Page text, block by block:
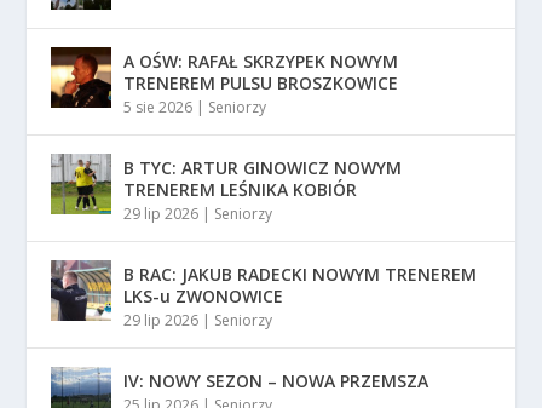
A OŚW: RAFAŁ SKRZYPEK NOWYM
TRENEREM PULSU BROSZKOWICE
5 sie 2026 | Seniorzy
B TYC: ARTUR GINOWICZ NOWYM
TRENEREM LEŚNIKA KOBIÓR
29 lip 2026 | Seniorzy
B RAC: JAKUB RADECKI NOWYM TRENEREM
LKS-u ZWONOWICE
29 lip 2026 | Seniorzy
IV: NOWY SEZON – NOWA PRZEMSZA